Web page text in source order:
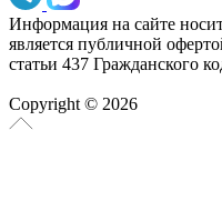
Информация на сайте
является публичной
статьи 437 Гражданского
Copyright © 2026